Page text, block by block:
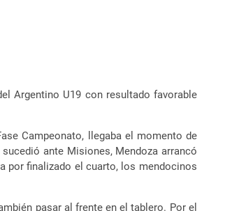
Argentino U19 con resultado favorable
Campeonato, llegaba el momento de
ante Misiones, Mendoza arrancó
por finalizado el cuarto, los mendocinos
pasar al frente en el tablero. Por el